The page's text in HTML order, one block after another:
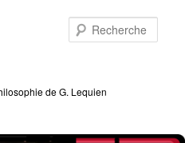
de G. Lequien